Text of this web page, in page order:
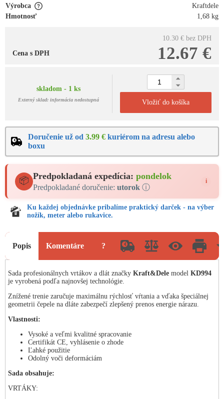
Výrobca
Kraftdele
Hmotnosť
1,68 kg
10.30 € bez DPH
12.67 €
Cena s DPH
skladom - 1 ks
Externý sklad: informácia nedostupná Vložiť do košíka
Doručenie už od 3.99 € kuriérom na adresu alebo
boxu
📦 Predpokladaná expedícia: pondelok
Predpokladané doručenie: utorok ⓘ
i
Ku každej objednávke pribalíme praktický darček - na výber
nožík, meter alebo rukavice.
Popis Komentáre ?
Sada profesionálnych vrtákov a dlát značky Kraft&Dele model KD994
je vyrobená podľa najnovšej technológie.
Znížené trenie zaručuje maximálnu rýchlosť vŕtania a vďaka špeciálnej
geometrii čepele na dláte zabezpečí zlepšený prenos energie nárazu.
Vlastnosti:
Vysoké a veľmi kvalitné spracovanie
Certifikát CE, vyhlásenie o zhode
Ľahké použitie
Odolný voči deformáciám
Sada obsahuje:
VRTÁKY: